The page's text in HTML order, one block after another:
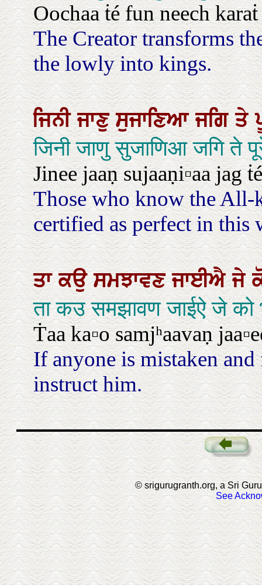
Oochaa ṫé fun neech
The Creator transforms
the lowly into kings.
ਜਿਨੀਜਾਣੁਸੁਜਾਣਿਆਜਗਿਤੇ
जिनी जाणु सुजाणिआ जगि ते
Jinee jaaṇ sujaaṇi▫aa jag
Those who know the All-
certified as perfect in this
ਤਾਕਉਸਮਝਾਵਣਜਾਈਐਜੇ
ता कउ समझावण जाईऐ जे को
Ṫaa ka▫o samjʰaavaṇ
If anyone is mistaken
instruct him.
© srigurugranth.org, a Sri
See